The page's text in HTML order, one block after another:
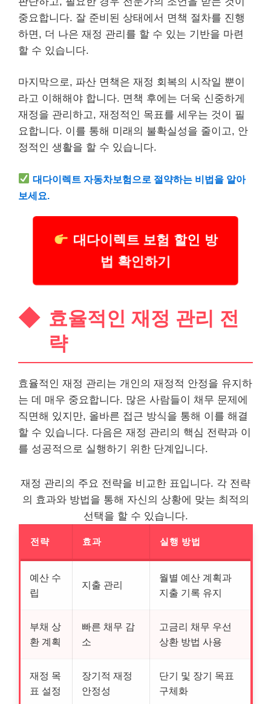
중요합니다. 잘 준비된 상태에서 면책 절차를 진행
하면, 더 나은 재정 관리를 할 수 있는 기반을 마련
할 수 있습니다.
마지막으로, 파산 면책은 재정 회복의 시작일 뿐이
라고 이해해야 합니다. 면책 후에는 더욱 신중하게
재정을 관리하고, 재정적인 목표를 세우는 것이 필
요합니다. 이를 통해 미래의 불확실성을 줄이고, 안
정적인 생활을 할 수 있습니다.
대다이렉트 자동차보험으로 절약하는 비법을 알아
보세요.
대다이렉트 보험 할인 방
법 확인하기
효율적인 재정 관리 전
략
효율적인 재정 관리는 개인의 재정적 안정을 유지하
는 데 매우 중요합니다. 많은 사람들이 채무 문제에
직면해 있지만, 올바른 접근 방식을 통해 이를 해결
할 수 있습니다. 다음은 재정 관리의 핵심 전략과 이
를 성공적으로 실행하기 위한 단계입니다.
재정 관리의 주요 전략을 비교한 표입니다. 각 전략
의 효과와 방법을 통해 자신의 상황에 맞는 최적의
선택을 할 수 있습니다.
전략 효과 실행 방법
예산 수
립
지출 관리
월별 예산 계획과
지출 기록 유지
부채 상
환 계획
빠른 채무 감
소
고금리 채무 우선
상환 방법 사용
재정 목
표 설정
장기적 재정
안정성
단기 및 장기 목표
구체화